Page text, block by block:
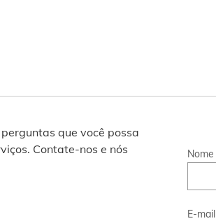
que você possa
Contate-nos e nós
Nome
E-mail